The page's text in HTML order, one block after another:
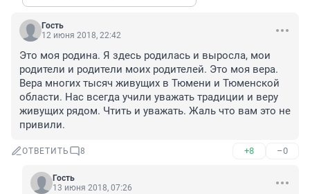
Гость
12 июня 2018, 22:42
Это моя родина. Я здесь родилась и выросла, мои
родители и родители моих родителей. Это моя вера.
Вера многих тысяч живущих в Тюмени и Тюменской
области. Нас всегда учили уважать традиции и веру
живущих рядом. Чтить и уважать. Жаль что вам это не
привили.
ОТВЕТИТЬ 8 +8 –0
Гость
13 июня 2018, 07:26